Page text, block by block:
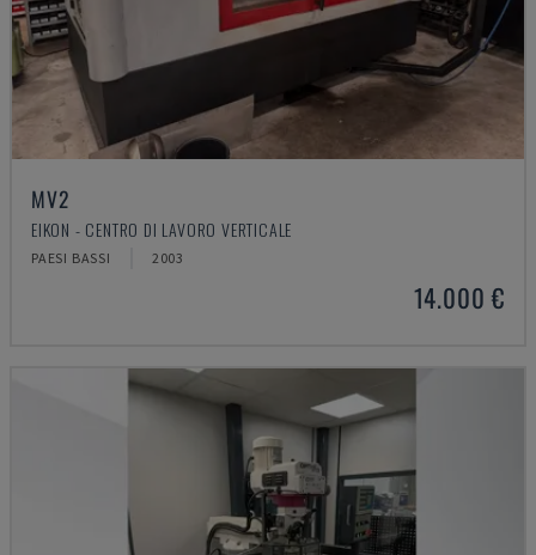
MV2
EIKON - CENTRO DI LAVORO VERTICALE
PAESI BASSI 2003
14.000 €